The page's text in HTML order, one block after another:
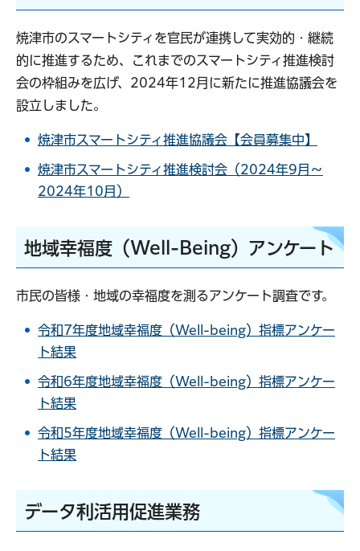
焼津市のスマートシティを官民が連携して実効的・継続
的に推進するため、これまでのスマートシティ推進検討
会の枠組みを広げ、2024年12月に新たに推進協議会を
設立しました。
焼津市スマートシティ推進協議会【会員募集中】
焼津市スマートシティ推進検討会（2024年9月～
2024年10月）
地域幸福度（Well-Being）アンケート
市民の皆様・地域の幸福度を測るアンケート調査です。
令和7年度地域幸福度（Well-being）指標アンケー
ト結果
令和6年度地域幸福度（Well-being）指標アンケー
ト結果
令和5年度地域幸福度（Well-being）指標アンケー
ト結果
データ利活用促進業務